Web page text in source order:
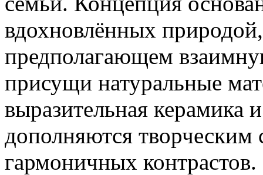
вдохновлённых
предполагающем
присущи натуральные
выразительная керамика
дополняются творческим
гармоничных контрастов.